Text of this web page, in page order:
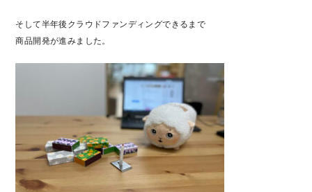
そして半年後クラウドファンディングできるまで
商品開発が進みました。